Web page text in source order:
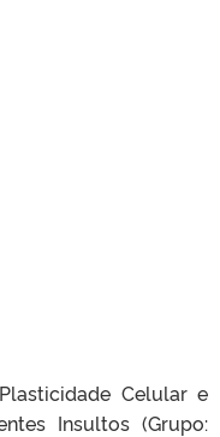
Celular e
Insultos (Grupo: